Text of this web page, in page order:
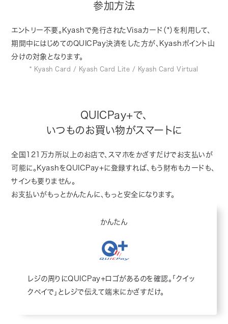
参加方法
エントリー不要。Kyashで発行されたVisaカード（*）を利用して、
期間中にはじめてのQUICPay決済をした方が、Kyashポイント山
分けの対象となります。
* Kyash Card / Kyash Card Lite / Kyash Card Virtual
QUICPay+で、
いつものお買い物がスマートに
全国121万カ所以上のお店で、スマホをかざすだけでお支払いが
可能に。KyashをQUICPay+に登録すれば、もう財布もカードも、
サインも要りません。
お支払いがもっとかんたんに、もっと安全になります。
かんたん
レジの周りにQUICPay+ロゴがあるのを確認。「クイッ
クペイで」とレジで伝えて端末にかざすだけ。